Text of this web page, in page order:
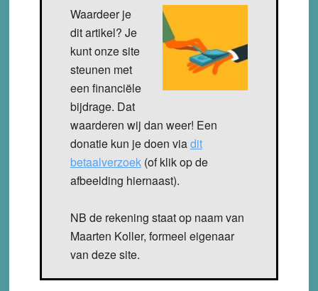
Waardeer je
dit artikel? Je
kunt onze site
steunen met
een financiële
bijdrage. Dat
waarderen wij dan weer! Een
donatie kun je doen viadit
betaalverzoek(of klik op de
afbeelding hiernaast).
NB de rekening staat op naam van
Maarten Koller, formeel eigenaar
van deze site.